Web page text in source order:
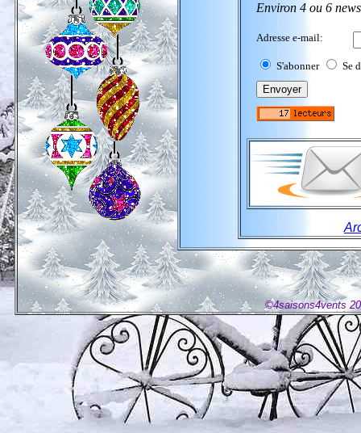
Environ 4 ou 6
Adresse e-mail:
S'abonner Se
©4saisons4vents